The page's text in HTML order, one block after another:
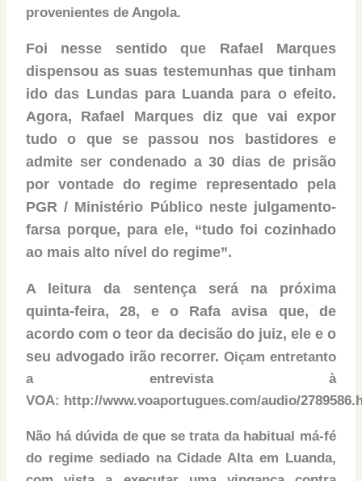
provenientes de Angola.
Foi nesse sentido que Rafael Marques
dispensou as suas testemunhas que tinham
ido das Lundas para Luanda para o efeito.
Agora, Rafael Marques diz que vai expor
tudo o que se passou nos bastidores e
admite ser condenado a 30 dias de prisão
por vontade do regime representado pela
PGR / Ministério Público neste julgamento-
farsa porque, para ele, “tudo foi cozinhado
ao mais alto nível do regime”.
A leitura da sentença será na próxima
quinta-feira, 28, e o Rafa avisa que, de
acordo com o teor da decisão do juiz, ele e o
seu advogado irão recorrer.Oiçam entretanto
a entrevista à
VOA: http://www.voaportugues.com/audio/
Não há dúvida de que se trata da habitual má-fé
do regime sediado na Cidade Alta em Luanda,